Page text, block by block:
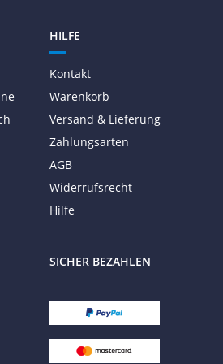
HILFE
Kontakt
Warenkorb
Versand & Lieferung
Zahlungsarten
AGB
Widerrufsrecht
Hilfe
SICHER BEZAHLEN